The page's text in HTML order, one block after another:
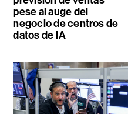
pese al auge del
negocio de centros de
datos de IA